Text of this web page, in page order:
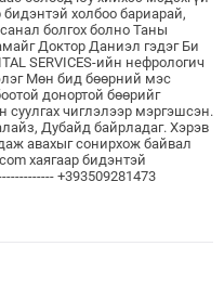
холбоо бариарай,
болгох болно Таны
Доктор Даниэл гэдэг Би
SERVICES-ийн нефрологич
Мөн бид бөөрний мэс
донортой бөөрийг
чиглэлээр мэргэшсэн.
Дубайд байрладаг. Хэрэв
авахыг сонирхож байвал
хаягаар бидэнтэй
+393509281473